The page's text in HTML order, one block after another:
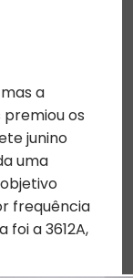
a
premiou os
junino
uma
frequência
a 3612A,